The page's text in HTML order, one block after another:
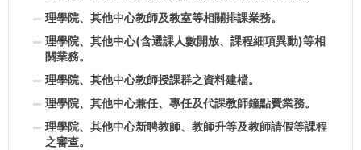
理學院、其他中心教師及教室等相關排課業務。
理學院、其他中心(含選課人數開放、課程細項異動)等相
關業務。
理學院、其他中心教師授課群之資料建檔。
理學院、其他中心兼任、專任及代課教師鐘點費業務。
理學院、其他中心新聘教師、教師升等及教師請假等課程
之審查。